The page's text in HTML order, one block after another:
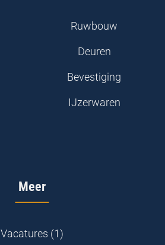
Ruwbouw
Deuren
Bevestiging
IJzerwaren
Meer
Vacatures (1)